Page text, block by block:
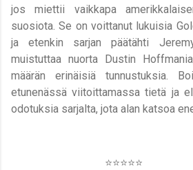
jos miettii vaikkapa
suosiota. Se on voittanut lukuisia
ja etenkin sarjan päätähti
muistuttaa nuorta Dustin
määrän erinäisiä tunnustuksia.
etunenässä viitoittamassa tietä ja
odotuksia sarjalta, jota alan katsoa
⭐️⭐️⭐️⭐️⭐️